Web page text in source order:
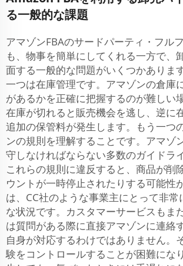
る一般的な課題
アマゾンFBAのサードパーティ・フル
も、物事を簡単にしてくれる一方で、
面する一般的な問題がいくつかありま
一つは在庫管理です。アマゾンの倉庫
があるかを正確に把握するのが難しい
在庫が切れると販売機会を逃し、逆に
追加の保管料が発生します。もう一つ
ンの規則を理解することです。アマゾ
守しなければならない多数のガイドラ
これらの規則に違反すると、商品が削
ウントが一時停止されたりする可能性
は、CC社のような事業主にとって非
な状況です。カスタマーサービスもま
は質問がある際に直接アマゾンに連絡
自身が対応するわけではありません。
験をコントロールすることが困難にな